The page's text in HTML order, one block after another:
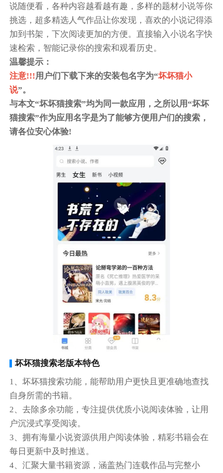
说随便看，各种内容越看越有趣，多样的题材小说等你
挑选，超多精选人气作品让你发现，喜欢的小说记得添
加到书架，下次阅读更加的方便。直接输入小说名字快
速检索，智能记录你的搜索和观看历史。
温馨提示：
注意!!!用户们下载下来的安装包名字为“坏坏猫小
说”。
与本文“坏坏猫搜索”均为同一款应用，之所以用“坏坏
猫搜索”作为应用名字是为了能够方便用户们的搜索，
请各位安心体验!
坏坏猫搜索老版本特色
1、坏坏猫搜索功能，能帮助用户更快且更准确地查找
自身所需的书籍。
2、去除多余功能，专注提供优质小说阅读体验，让用
户沉浸式享受阅读。
3、拥有海量小说资源供用户阅读体验，精彩书籍会在
每日更新中及时推送。
4、汇聚大量书籍资源，涵盖热门连载作品与完整小